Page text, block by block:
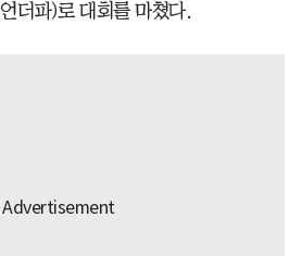
더파)로 대회를 마쳤다.